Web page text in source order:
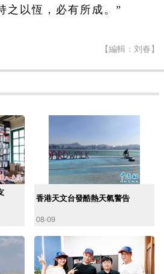
之以恆，必有所成。”
【編輯：刘春】
香港天文台發酷熱天氣警告
08-09